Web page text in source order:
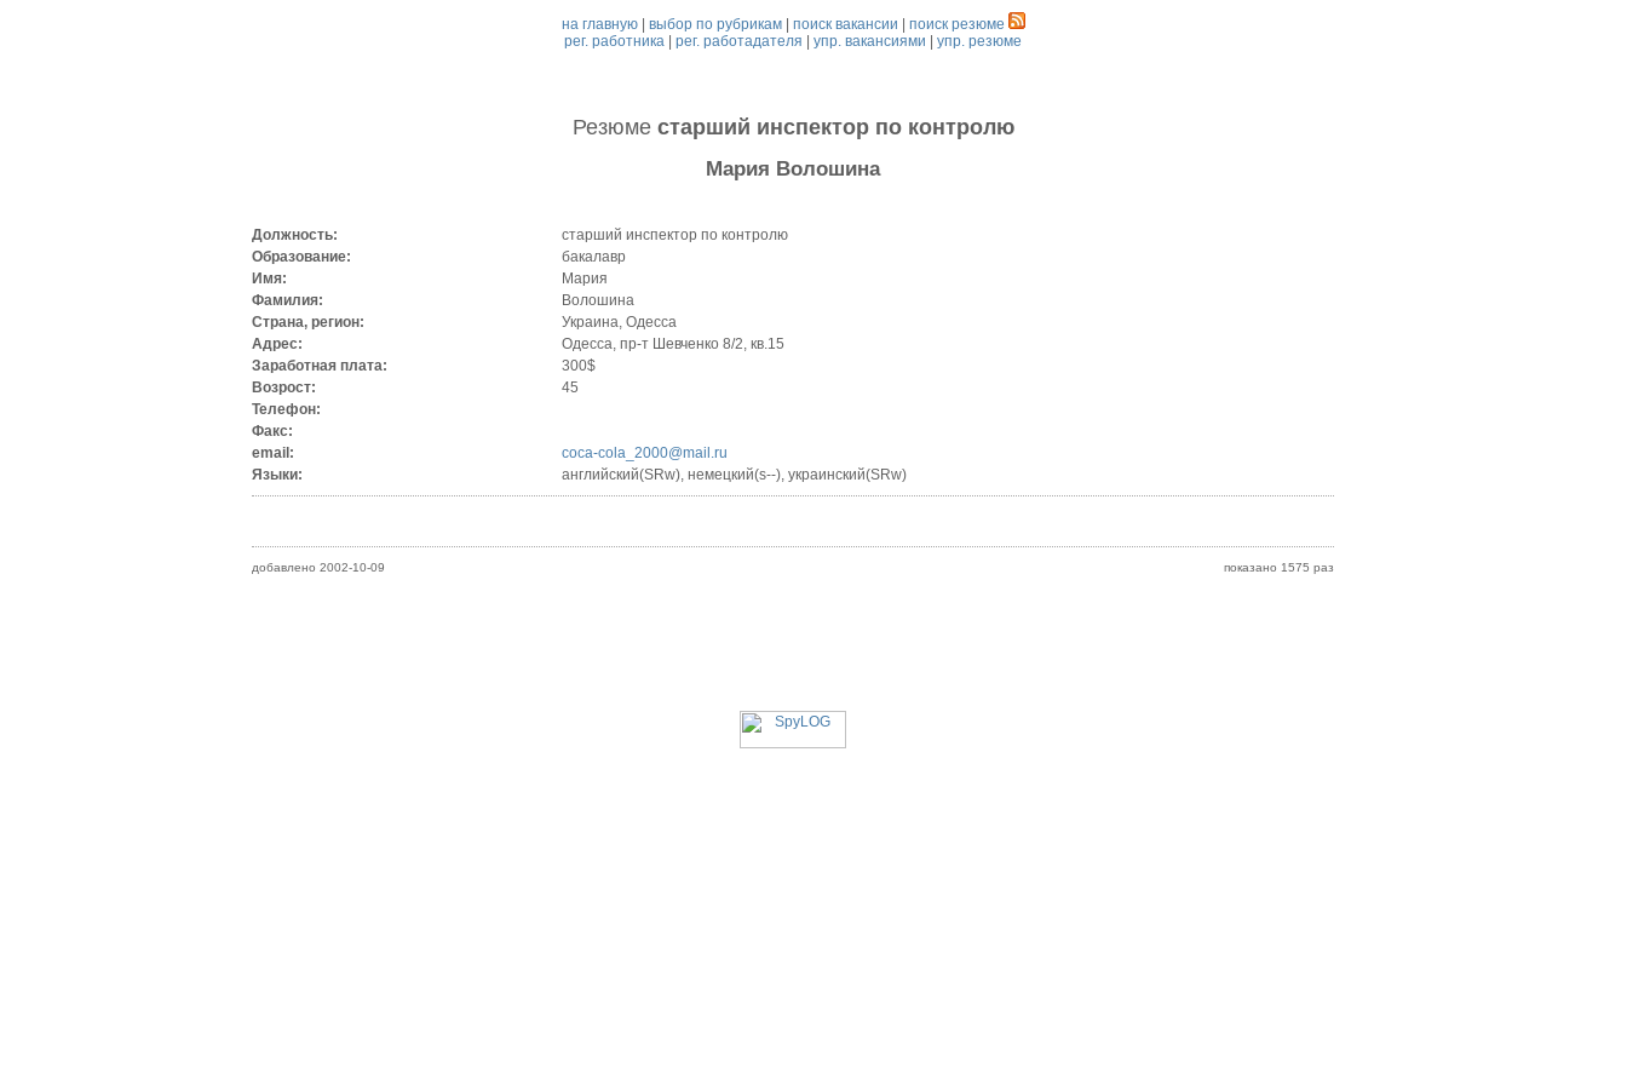
на главную| выбор по рубрикам| поиск вакансии
поиск резюме
рег. работника |рег. работадателя |упр. вакансиями |упр. резюме
Резюме старший инспектор по контролю
Мария Волошина
Должность:
старший инспектор по контролю
Образование:
бакалавр
Имя:
Мария
Фамилия:
Волошина
Страна, регион:
Украина, Одесса
Адрес:
Одесса, пр-т Шевченко 8/2, кв.15
Заработная плата:
300$
Возрост:
45
Телефон:
Факс:
email:
coca-cola_2000@mail.ru
Языки:
английский(SRw), немецкий(s--), украинский(SRw)
добавлено 2002-10-09 показано 1575 раз